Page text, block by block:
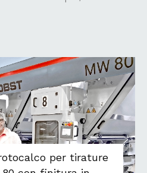
per tirature